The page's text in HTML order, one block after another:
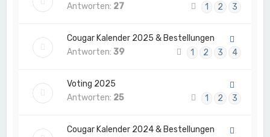
Antworten: 27 1 2 3
Cougar Kalender 2025 & Bestellungen
Antworten:39 1 2 3 4
Voting 2025
Antworten: 25 1 2 3
Cougar Kalender 2024 & Bestellungen